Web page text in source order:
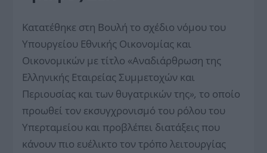
Κατατέθηκε στη Βουλή το σχέδιο νόμου του
Υπουργείου Εθνικής Οικονομίας και
Οικονομικών με τίτλο «Αναδιάρθρωση της
Ελληνικής Εταιρείας Συμμετοχών και
Περιουσίας και των θυγατρικών της», το οποίο
προωθεί τον εκσυγχρονισμό του ρόλου του
Υπερταμείου και προβλέπει διατάξεις που
κάνουν πιο ευέλικτο τον τρόπο λειτουργίας